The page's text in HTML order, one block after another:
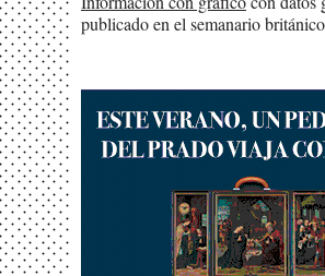
publicado en el semanario